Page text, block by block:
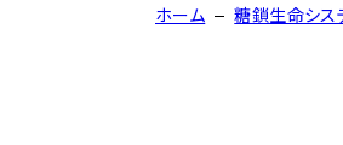
ホーム 糖鎖生命シス